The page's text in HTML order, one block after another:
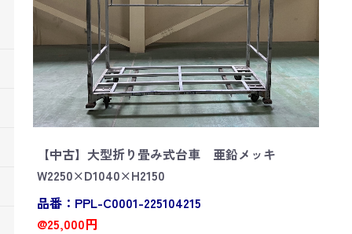
【中古】大型折り畳み式台車 亜鉛メッキ
W2250×D1040×H2150
品番：PPL-C0001-225104215
@25,000円